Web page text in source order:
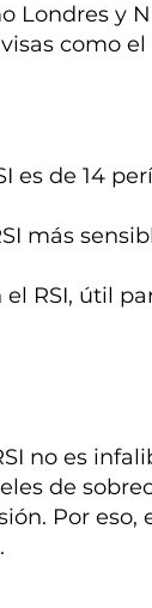
Londres y
como el
de 14
más
el RSI, útil
no es
de
Por